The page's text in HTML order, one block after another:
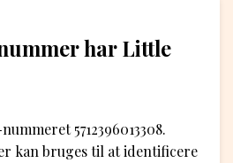
har Little
5712396013308.
kan bruges til at identificere